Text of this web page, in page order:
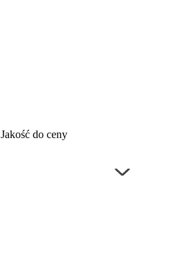
Jakość do ceny